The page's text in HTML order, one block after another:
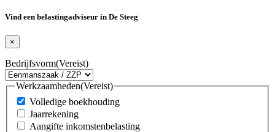
Vind een belastingadviseur in De Steeg
×
Bedrijfsvorm(Vereist)
Werkzaamheden(Vereist)
Volledige boekhouding
Jaarrekening
Aangifte inkomstenbelasting